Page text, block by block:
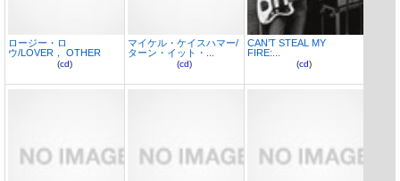
ロージー・ロ
ウ/LOVER， OTHER
(cd)
マイケル・ケイスハマー/
ターン・イット・...
(cd)
CAN’T STEAL MY
FIRE:...
(cd)